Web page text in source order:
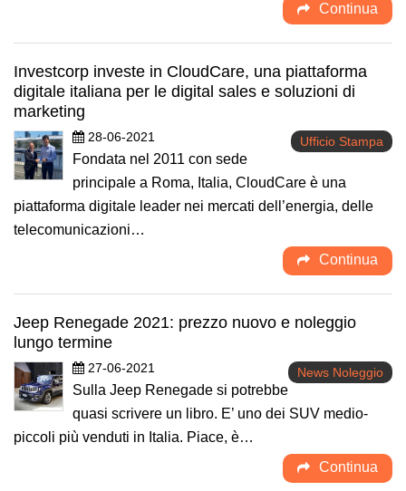
Continua
Investcorp investe in CloudCare, una piattaforma
digitale italiana per le digital sales e soluzioni di
marketing
28-06-2021 Ufficio Stampa
Fondata nel 2011 con sede
principale a Roma, Italia, CloudCare è una
piattaforma digitale leader nei mercati dell’energia, delle
telecomunicazioni…
Continua
Jeep Renegade 2021: prezzo nuovo e noleggio
lungo termine
27-06-2021 News Noleggio
Sulla Jeep Renegade si potrebbe
quasi scrivere un libro. E’ uno dei SUV medio-
piccoli più venduti in Italia. Piace, è…
Continua